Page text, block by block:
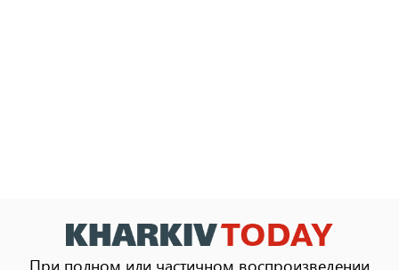
При полном или частичном воспроизведении